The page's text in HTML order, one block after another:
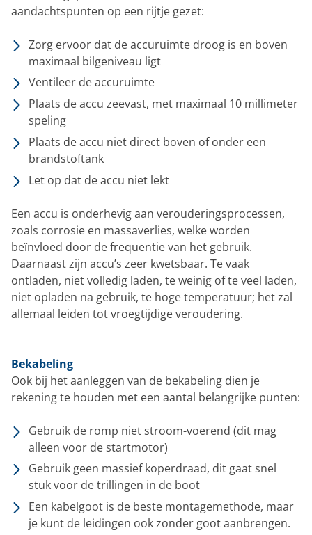
aandachtspunten op een rijtje gezet:
Zorg ervoor dat de accuruimte droog is en boven
maximaal bilgeniveau ligt
Ventileer de accuruimte
Plaats de accu zeevast, met maximaal 10 millimeter
speling
Plaats de accu niet direct boven of onder een
brandstoftank
Let op dat de accu niet lekt
Een accu is onderhevig aan verouderingsprocessen,
zoals corrosie en massaverlies, welke worden
beïnvloed door de frequentie van het gebruik.
Daarnaast zijn accu’s zeer kwetsbaar. Te vaak
ontladen, niet volledig laden, te weinig of te veel laden,
niet opladen na gebruik, te hoge temperatuur; het zal
allemaal leiden tot vroegtijdige veroudering.
Bekabeling
Ook bij het aanleggen van de bekabeling dien je
rekening te houden met een aantal belangrijke punten:
Gebruik de romp niet stroom-voerend (dit mag
alleen voor de startmotor)
Gebruik geen massief koperdraad, dit gaat snel
stuk voor de trillingen in de boot
Een kabelgoot is de beste montagemethode, maar
je kunt de leidingen ook zonder goot aanbrengen.